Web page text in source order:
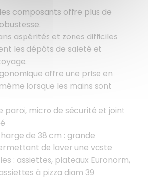
composants offre plus de
aspérités et zones difficiles
les dépôts de saleté et
offre une prise en
lorsque les mains sont
paroi, micro de sécurité et joint
de 38 cm : grande
de laver une vaste
: assiettes, plateaux Euronorm,
à pizza diam 39